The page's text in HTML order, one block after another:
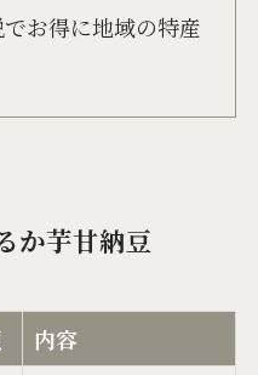
お得に地域の特産
か芋甘納豆
内容